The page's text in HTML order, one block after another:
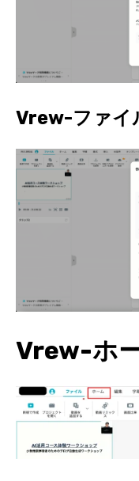
Vrew-ファイ
Vrew-ホ